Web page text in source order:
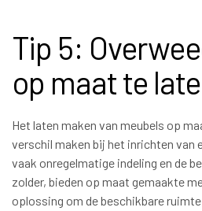
Tip 5:
op maat te
Het laten maken van meubels op
verschil maken bij het inrichten van
vaak onregelmatige indeling en de
zolder, bieden op maat gemaakte
oplossing om de beschikbare